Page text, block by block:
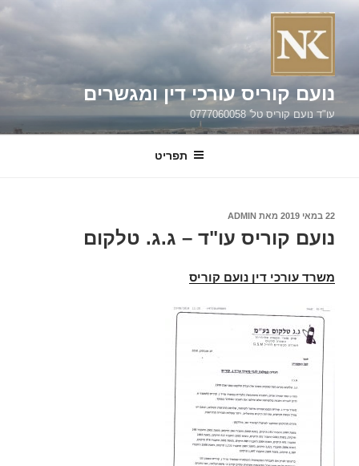
דילוג
נועם קוריס עורכי דין ומגשרים
עו"ד נועם קוריס טל' 0777060058
תפריט
פורסם
22 במאי 2019 מאת ADMIN
נועם קוריס עו"ד – ג.ג. טלקום
משרד עורכי דין נועם קוריס